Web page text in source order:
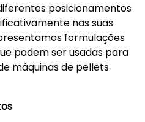
posicionamentos
nas suas
formulações
podem ser usadas para
máquinas de pellets